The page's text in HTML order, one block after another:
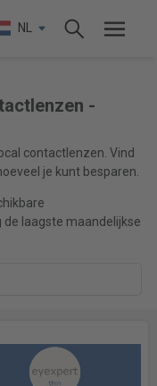
NL
-
contactlenzen. Vind
je kunt besparen.
laagste maandelijkse